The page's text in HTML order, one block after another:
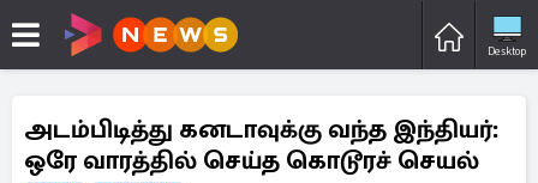
Desktop
அடம்பிடித்து கனடாவுக்கு வந்த இந்தியர்:
ஒரே வாரத்தில் செய்த கொடூரச் செயல்